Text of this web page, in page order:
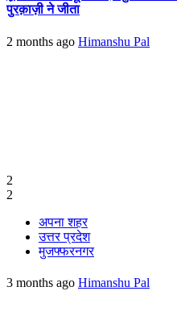
पुरक़ाज़ी ने जीता
2 months ago Himanshu Pal
2
2
अपना शहर
उत्तर प्रदेश
मुजफ्फरनगर
3 months ago Himanshu Pal